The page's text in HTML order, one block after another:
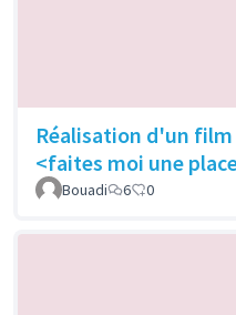
Réalisation d'un
<faites moi une
Bouadi 6 0